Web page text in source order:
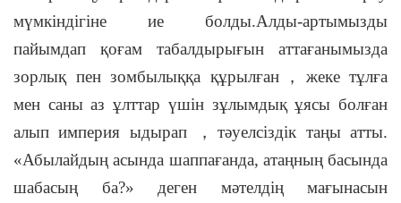
мүмкіндігіне ие болды.Алды-артымызды
пайымдап қоғам табалдырығын аттағанымызда
зорлық пен зомбылыққа құрылған， жеке тұлға
мен саны аз ұлттар үшін зұлымдық ұясы болған
алып империя ыдырап
，тәуелсіздік таңы атты.
«Абылайдың асында шаппағанда, атаңның басында
шабасың ба?» деген мәтелдің мағынасын